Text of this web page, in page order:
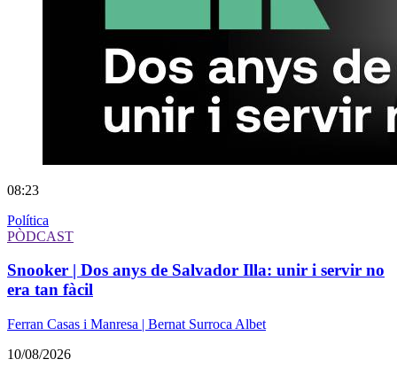
08:23
Política
PÒDCAST
Snooker | Dos anys de Salvador Illa: unir i servir no
era tan fàcil
Ferran Casas i Manresa | Bernat Surroca Albet
10/08/2026